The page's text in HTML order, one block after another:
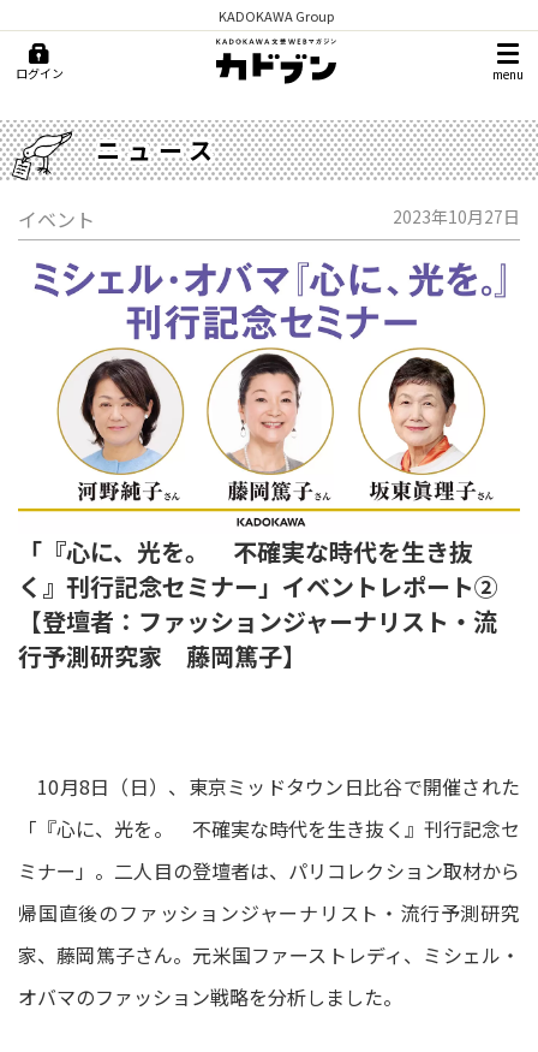
KADOKAWA Group
ログイン menu
ニュース
イベント 2023年10月27日
「『心に、光を。 不確実な時代を生き抜
く』刊行記念セミナー」イベントレポート②
【登壇者：ファッションジャーナリスト・流
行予測研究家 藤岡篤子】
10月8日（日）、東京ミッドタウン日比谷で開催された
「『心に、光を。 不確実な時代を生き抜く』刊行記念セ
ミナー」。二人目の登壇者は、パリコレクション取材から
帰国直後のファッションジャーナリスト・流行予測研究
家、藤岡篤子さん。元米国ファーストレディ、ミシェル・
オバマのファッション戦略を分析しました。